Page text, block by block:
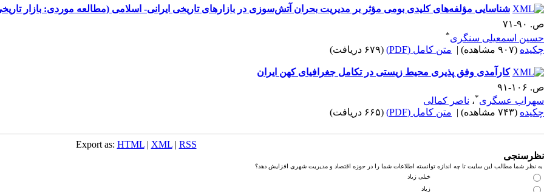
شناسایی مؤلفه‌های کلیدی بومی مؤثر بر مدیریت بحران آتش‌سوزی در بازارهای تاریخی ایرانی- اسلامی (مطالعه موردی: بازار
ص. ۹۰-۷۱
حسین اسمعیلی سنگری*
چکیده (۹۰۷ مشاهده) | متن کامل (PDF) (۶۷۹ دریافت)
کارآمدی وفق پذیری محیط زیستی در تکامل جغرافیای کهن ایران
ص. ۱۰۶-۹۱
سهراب عسگری*، ناصر کمالی
چکیده (۷۴۳ مشاهده) | متن کامل (PDF) (۶۶۵ دریافت)
Export as: HTML| XML| RSS
نظرسنجی
به نظر شما مطالب این سایت تا چه اندازه توانسته اطلاعات شما را در حوزه اقتصاد و مدیریت شهری افزایش دهد؟
خیلی زیاد
زیاد